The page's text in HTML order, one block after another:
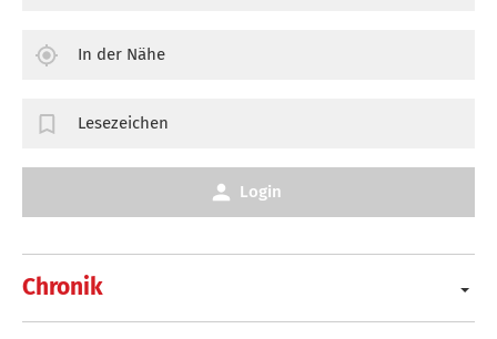
Chronik
In der Nähe
Lesezeichen
Login